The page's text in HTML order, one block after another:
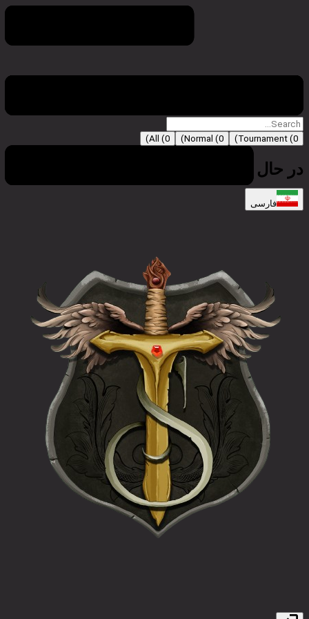
فارسی
مسابقات
Tournament (0
)
Normal (0
)
All (0
)
در حال حاضر هیچ ورودی وجود ندارد